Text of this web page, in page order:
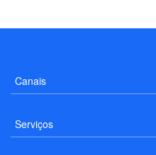
Canais
Serviços